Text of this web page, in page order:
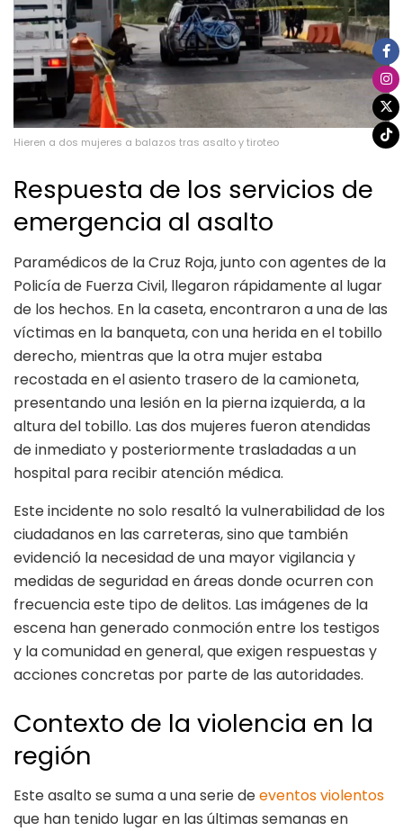
Hieren a dos mujeres a balazos tras asalto y tiroteo
Respuesta de los servicios de
emergencia al asalto
Paramédicos de la Cruz Roja, junto con agentes de la
Policía de Fuerza Civil, llegaron rápidamente al lugar
de los hechos. En la caseta, encontraron a una de las
víctimas en la banqueta, con una herida en el tobillo
derecho, mientras que la otra mujer estaba
recostada en el asiento trasero de la camioneta,
presentando una lesión en la pierna izquierda, a la
altura del tobillo. Las dos mujeres fueron atendidas
de inmediato y posteriormente trasladadas a un
hospital para recibir atención médica.
Este incidente no solo resaltó la vulnerabilidad de los
ciudadanos en las carreteras, sino que también
evidenció la necesidad de una mayor vigilancia y
medidas de seguridad en áreas donde ocurren con
frecuencia este tipo de delitos. Las imágenes de la
escena han generado conmoción entre los testigos
y la comunidad en general, que exigen respuestas y
acciones concretas por parte de las autoridades.
Contexto de la violencia en la
región
Este asalto se suma a una serie deeventos violentos
que han tenido lugar en las últimas semanas en